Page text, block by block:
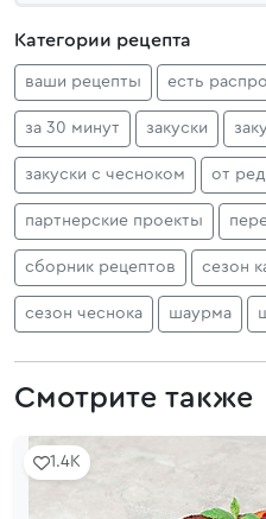
Категории рецепта
ваши рецепты есть
за 30 минут закуски
закуски с чесноком от
партнерские проекты
сборник рецептов сезон
сезон чеснока шаурма
Смотрите также
1.4K